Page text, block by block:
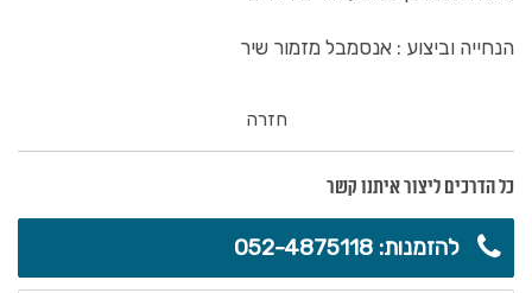
הנחייה וביצוע : אנסמבל מזמור שיר
חזרה
כל הדרכים ליצור איתנו קשר
להזמנות: 052-4875118